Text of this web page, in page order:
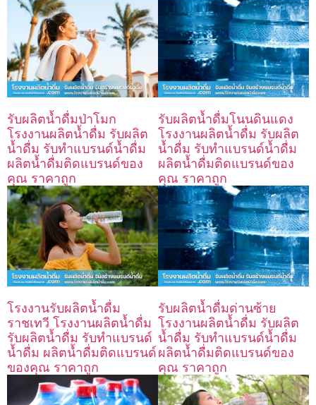
รับผลิตน้ำดื่มป่าโมก
โรงงานผลิตน้ำดื่ม รับผลิต
น้ำดื่ม รับทำแบรนด์น้ำดื่ม
ผลิตน้ำดื่มติดแบรนด์ของ
คุณ ราคาถูก
รับผลิตน้ำดื่มโนนดินแดง
โรงงานผลิตน้ำดื่ม รับผลิต
น้ำดื่ม รับทำแบรนด์น้ำดื่ม
ผลิตน้ำดื่มติดแบรนด์ของ
คุณ ราคาถูก
โรงงานรับผลิตน้ำดื่ม
ราชเทวี โรงงานผลิตน้ำดื่ม
รับผลิตน้ำดื่ม รับทำแบรนด์
น้ำดื่ม ผลิตน้ำดื่มติดแบรนด์
ของคุณ ราคาถูก
รับผลิตน้ำดื่มด่านซ้าย
โรงงานผลิตน้ำดื่ม รับผลิต
น้ำดื่ม รับทำแบรนด์น้ำดื่ม
ผลิตน้ำดื่มติดแบรนด์ของ
คุณ ราคาถูก